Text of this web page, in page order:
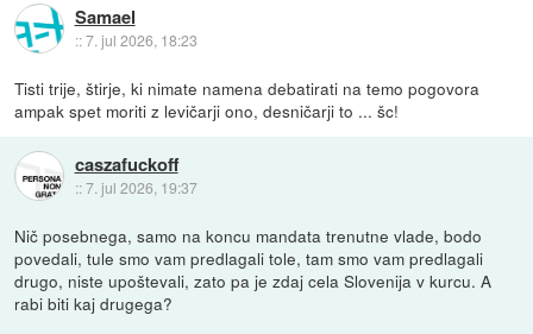
Samael
::7. jul 2026, 18:23
Tisti trije, štirje, ki nimate namena debatirati na temo pogovora
ampak spet moriti z levičarji ono, desničarji to ... šc!
caszafuckoff
::7. jul 2026, 19:37
Nič posebnega, samo na koncu mandata trenutne vlade, bodo
povedali, tule smo vam predlagali tole, tam smo vam predlagali
drugo, niste upoštevali, zato pa je zdaj cela Slovenija v kurcu. A
rabi biti kaj drugega?